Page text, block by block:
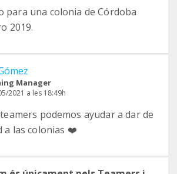
para una colonia de Córdoba
2019.
Manager
2021 a les 18:49h
podemos ayudar a dar de
a las colonias ❤️